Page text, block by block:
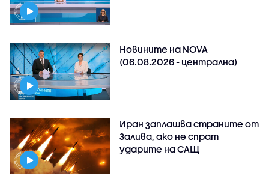
Новините на NOVA
(06.08.2026 - централна)
Иран заплашва страните от
Залива, ако не спрат
ударите на САЩ